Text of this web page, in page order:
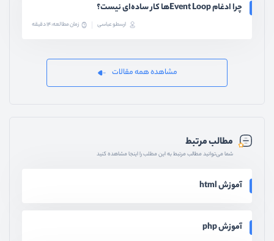
چرا ادغام Event Loopها کار ساده‌ای نیست؟
ارسطو عباسی زمان مطالعه: 14 دقیقه
مشاهده همه مقالات
مطالب مرتبط
شما می‌توانید مطالب مرتبط به این مطلب را اینجا مشاهده کنید
آموزش html
آموزش php